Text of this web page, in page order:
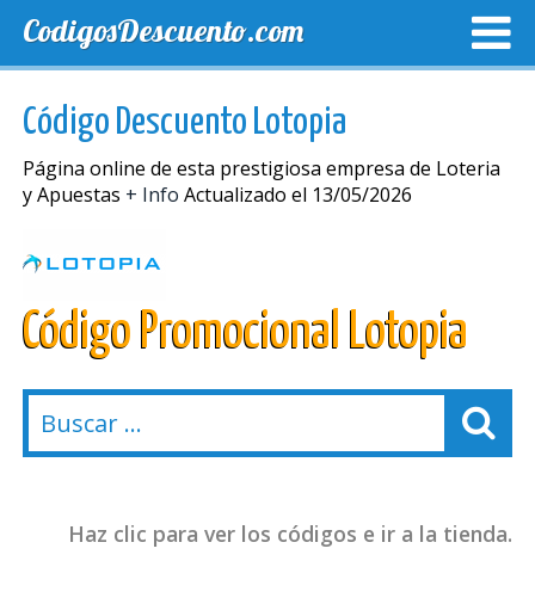
CodigosDescuento.com
Código Descuento Lotopia
Página online de esta prestigiosa empresa de Loteria
y Apuestas + Info Actualizado el 13/05/2026
Código Promocional Lotopia
Haz clic para ver los códigos e ir a la tienda.